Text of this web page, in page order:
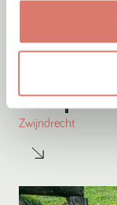
Yoep
Zwijndrecht